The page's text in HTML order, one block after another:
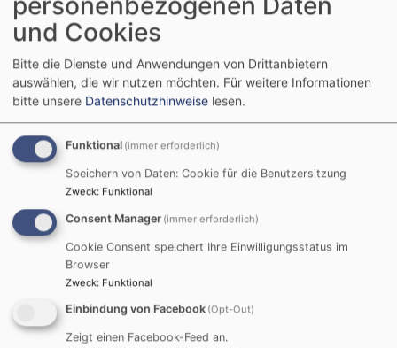
und Cookies
Bitte die Dienste und Anwendungen von Drittanbietern
auswählen, die wir nutzen möchten. Für weitere Informationen
bitte unsere Datenschutzhinweise lesen.
Funktional (immer erforderlich)
Speichern von Daten: Cookie für die Benutzersitzung
Zweck: Funktional
Consent Manager (immer erforderlich)
Cookie Consent speichert Ihre Einwilligungsstatus im
Browser
Zweck: Funktional
Einbindung von Facebook (Opt-Out)
Zeigt einen Facebook-Feed an.